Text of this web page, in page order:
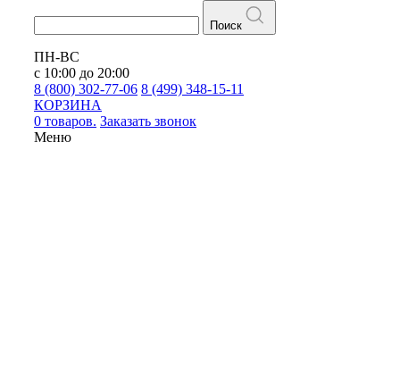
Поиск
ПН-ВС
с 10:00 до 20:00
8 (800) 302-77-06 8 (499) 348-15-11
КОРЗИНА
0 товаров. Заказать звонок
Меню